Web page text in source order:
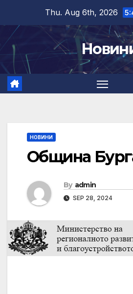
content
Thu. Aug 6th, 2026
НОВИНИ
Община
By admin
SEP 28, 2024